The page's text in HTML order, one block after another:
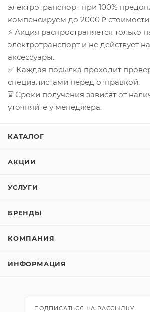
электротранспорт при 100%
компенсируем до 2000 ₽ стоимости
⚡ Акция распространяется только
электротранспорт и не действует
аксессуары.
✅ Каждая посылка проходит
специалистами перед отправкой.
⌛ Сроки получения зависят от
уточняйте у менеджера.
КАТАЛОГ
АКЦИИ
УСЛУГИ
БРЕНДЫ
КОМПАНИЯ
ИНФОРМАЦИЯ
ПОДПИСАТЬСЯ НА РАССЫЛКУ